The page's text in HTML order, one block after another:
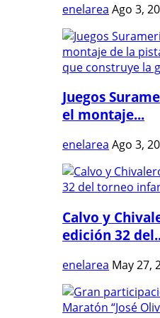
enelarea Ago 3,
Juegos
el montaje...
enelarea Ago 3,
Calvo y
edición 32
enelarea May 27,